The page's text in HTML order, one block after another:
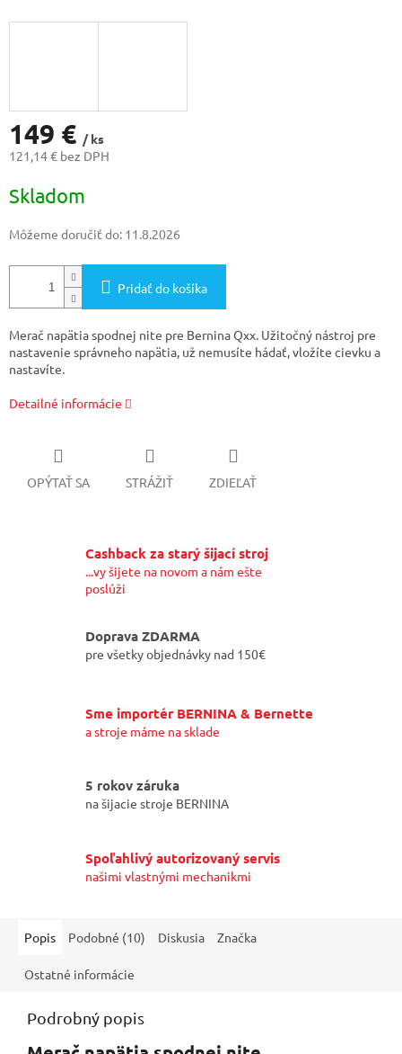
149 € / ks
121,14 € bez DPH
cena:
Skladom
Môžeme doručiť do: 11.8.2026
Pridať do košíka
Merač napätia spodnej nite pre Bernina Qxx. Užitočný nástroj pre
nastavenie správneho napätia, už nemusíte hádať, vložíte cievku a
nastavíte.
Detailné informácie
OPÝTAŤ SA STRÁŽIŤ ZDIEĽAŤ
Cashback za starý šijací stroj
...vy šijete na novom a nám ešte
poslúži
Doprava ZDARMA
pre všetky objednávky nad 150€
Sme importér BERNINA & Bernette
a stroje máme na sklade
5 rokov záruka
na šijacie stroje BERNINA
Spoľahlivý autorizovaný servis
našimi vlastnými mechanikmi
Popis Podobné (10) Diskusia Značka
Ostatné informácie
Podrobný popis